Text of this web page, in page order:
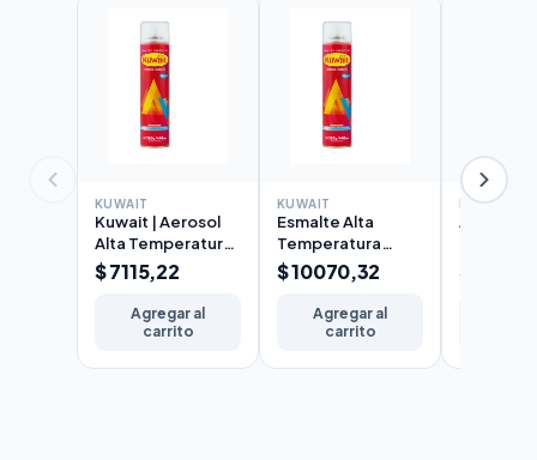
KUWAIT
Kuwait | Aerosol
Alta Temperatura
Aluminio 240cc
$ 7115,22
Agregar al
carrito
KUWAIT
Esmalte Alta
Temperatura
Aluminio Kuwait
Aerosol 440cc
$ 10070,32
Agregar al
carrito
KUWAIT
Antióxido
$